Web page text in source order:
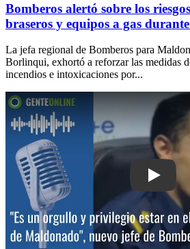
Bomberos alertó sobre los
braseros y equipos a gas
La jefa regional de Bomberos para
Borlinqui, exhortó a reforzar las medidas
incendios e intoxicaciones por...
Play: